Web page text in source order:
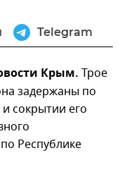
Telegram
Крым. Трое
задержаны по
сокрытии его
Республике